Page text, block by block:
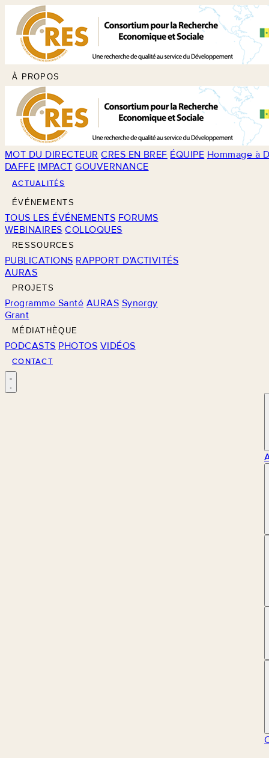
À PROPOS
MOT DU DIRECTEUR CRES EN BREF ÉQUIPE Hommage à
DAFFE IMPACT GOUVERNANCE
ACTUALITÉS
ÉVÉNEMENTS
TOUS LES ÉVÉNEMENTS FORUMS
WEBINAIRES COLLOQUES
RESSOURCES
PUBLICATIONS RAPPORT D'ACTIVITÉS
AURAS
PROJETS
Programme Santé AURAS Synergy
Grant
MÉDIATHÈQUE
PODCASTS PHOTOS VIDÉOS
CONTACT